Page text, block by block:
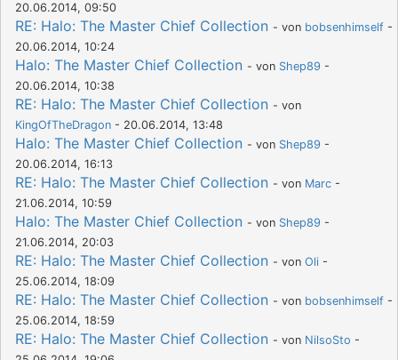
20.06.2014, 09:50
RE: Halo: The Master Chief Collection - von bobsenhimself -
20.06.2014, 10:24
Halo: The Master Chief Collection - von Shep89 -
20.06.2014, 10:38
RE: Halo: The Master Chief Collection - von
KingOfTheDragon - 20.06.2014, 13:48
Halo: The Master Chief Collection - von Shep89 -
20.06.2014, 16:13
RE: Halo: The Master Chief Collection - von Marc -
21.06.2014, 10:59
Halo: The Master Chief Collection - von Shep89 -
21.06.2014, 20:03
RE: Halo: The Master Chief Collection - von Oli -
25.06.2014, 18:09
RE: Halo: The Master Chief Collection - von bobsenhimself -
25.06.2014, 18:59
RE: Halo: The Master Chief Collection - von NilsoSto -